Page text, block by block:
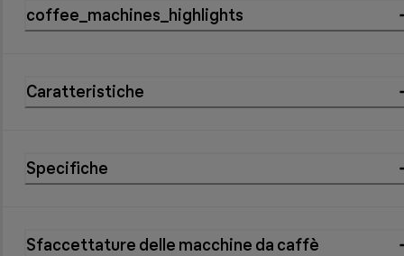
coffee_machines_highlights
Caratteristiche
Specifiche
Sfaccettature delle macchine da caffè